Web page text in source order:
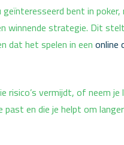
bent in
winnende strategie. Dit
dat het spelen in eenonline
vermijdt, of neem
en die je helpt om